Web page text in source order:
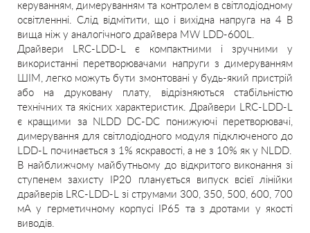
керуванням, димеруванням та контролем в світлодіодному
освітленнні. Слід відмітити, що і вихідна напруга на 4 В
вища ніж у аналогічного драйвера MW LDD-600L.
Драйвери LRC-LDD-L є компактними і зручними у
використанні перетворювачами напруги з димеруванням
ШІМ, легко можуть бути змонтовані у будь-який пристрій
або на друковану плату, відрізняються стабільністю
технічних та якісних характеристик. Драйвери LRC-LDD-L
є кращими за NLDD DC-DC понижуючі перетворювачі,
димерування для світлодіодного модуля підключеного до
LDD-L починається з 1% яскравості, а не з 10% як у NLDD.
В найближчому майбутньому до відкритого виконання зі
ступенем захисту IP20 планується випуск всієї лінійки
драйверів LRC-LDD-L зі струмами 300, 350, 500, 600, 700
мА у герметичному корпусі IP65 та з дротами у якості
виводів.